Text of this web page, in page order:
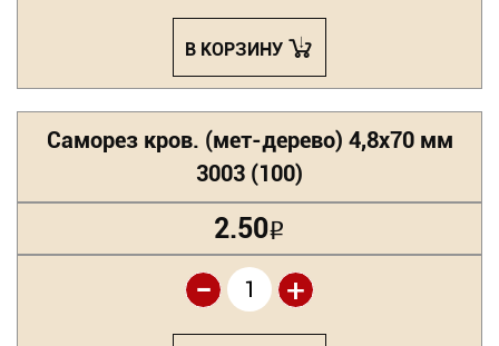
В КОРЗИНУ
Саморез кров. (мет-дерево) 4,8х70 мм
3003 (100)
2.50Р
+
-